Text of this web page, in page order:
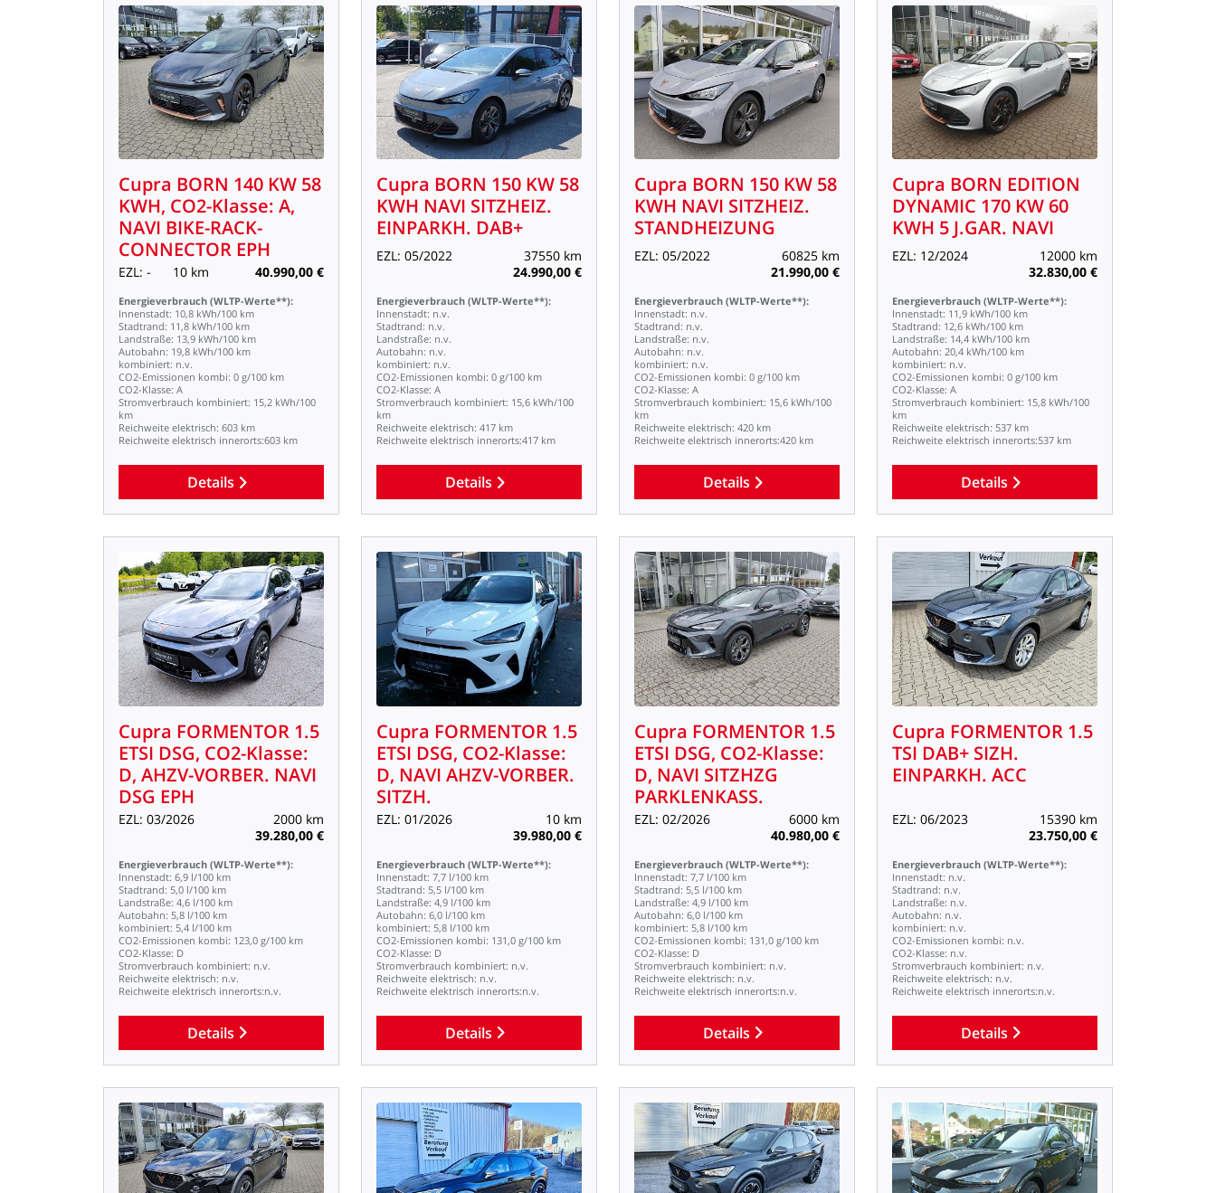
Cupra BORN 140 KW 58
KWH, CO2-Klasse: A,
NAVI BIKE-RACK-
CONNECTOR EPH
EZL: - 10 km 40.990,00 €
Energieverbrauch (WLTP-Werte**):
Innenstadt: 10,8 kWh/100 km
Stadtrand: 11,8 kWh/100 km
Landstraße: 13,9 kWh/100 km
Autobahn: 19,8 kWh/100 km
kombiniert: n.v.
CO2-Emissionen kombi: 0 g/100 km
CO2-Klasse: A
Stromverbrauch kombiniert: 15,2 kWh/100
km
Reichweite elektrisch: 603 km
Reichweite elektrisch innerorts:603 km
Details
Cupra BORN 150 KW 58
KWH NAVI SITZHEIZ.
EINPARKH. DAB+
EZL: 05/2022 37550 km
24.990,00 €
Energieverbrauch (WLTP-Werte**):
Innenstadt: n.v.
Stadtrand: n.v.
Landstraße: n.v.
Autobahn: n.v.
kombiniert: n.v.
CO2-Emissionen kombi: 0 g/100 km
CO2-Klasse: A
Stromverbrauch kombiniert: 15,6 kWh/100
km
Reichweite elektrisch: 417 km
Reichweite elektrisch innerorts:417 km
Details
Cupra BORN 150 KW 58
KWH NAVI SITZHEIZ.
STANDHEIZUNG
EZL: 05/2022 60825 km
21.990,00 €
Energieverbrauch (WLTP-Werte**):
Innenstadt: n.v.
Stadtrand: n.v.
Landstraße: n.v.
Autobahn: n.v.
kombiniert: n.v.
CO2-Emissionen kombi: 0 g/100 km
CO2-Klasse: A
Stromverbrauch kombiniert: 15,6 kWh/100
km
Reichweite elektrisch: 420 km
Reichweite elektrisch innerorts:420 km
Details
Cupra BORN EDITION
DYNAMIC 170 KW 60
KWH 5 J.GAR. NAVI
EZL: 12/2024 12000 km
32.830,00 €
Energieverbrauch (WLTP-Werte**):
Innenstadt: 11,9 kWh/100 km
Stadtrand: 12,6 kWh/100 km
Landstraße: 14,4 kWh/100 km
Autobahn: 20,4 kWh/100 km
kombiniert: n.v.
CO2-Emissionen kombi: 0 g/100 km
CO2-Klasse: A
Stromverbrauch kombiniert: 15,8 kWh/100
km
Reichweite elektrisch: 537 km
Reichweite elektrisch innerorts:537 km
Details
Cupra FORMENTOR 1.5
ETSI DSG, CO2-Klasse:
D, AHZV-VORBER. NAVI
DSG EPH
EZL: 03/2026 2000 km
39.280,00 €
Energieverbrauch (WLTP-Werte**):
Innenstadt: 6,9 l/100 km
Stadtrand: 5,0 l/100 km
Landstraße: 4,6 l/100 km
Autobahn: 5,8 l/100 km
kombiniert: 5,4 l/100 km
CO2-Emissionen kombi: 123,0 g/100 km
CO2-Klasse: D
Stromverbrauch kombiniert: n.v.
Reichweite elektrisch: n.v.
Reichweite elektrisch innerorts:n.v.
Details
Cupra FORMENTOR 1.5
ETSI DSG, CO2-Klasse:
D, NAVI AHZV-VORBER.
SITZH.
EZL: 01/2026 10 km
39.980,00 €
Energieverbrauch (WLTP-Werte**):
Innenstadt: 7,7 l/100 km
Stadtrand: 5,5 l/100 km
Landstraße: 4,9 l/100 km
Autobahn: 6,0 l/100 km
kombiniert: 5,8 l/100 km
CO2-Emissionen kombi: 131,0 g/100 km
CO2-Klasse: D
Stromverbrauch kombiniert: n.v.
Reichweite elektrisch: n.v.
Reichweite elektrisch innerorts:n.v.
Details
Cupra FORMENTOR 1.5
ETSI DSG, CO2-Klasse:
D, NAVI SITZHZG
PARKLENKASS.
EZL: 02/2026 6000 km
40.980,00 €
Energieverbrauch (WLTP-Werte**):
Innenstadt: 7,7 l/100 km
Stadtrand: 5,5 l/100 km
Landstraße: 4,9 l/100 km
Autobahn: 6,0 l/100 km
kombiniert: 5,8 l/100 km
CO2-Emissionen kombi: 131,0 g/100 km
CO2-Klasse: D
Stromverbrauch kombiniert: n.v.
Reichweite elektrisch: n.v.
Reichweite elektrisch innerorts:n.v.
Details
Cupra FORMENTOR 1.5
TSI DAB+ SIZH.
EINPARKH. ACC
EZL: 06/2023 15390 km
23.750,00 €
Energieverbrauch (WLTP-Werte**):
Innenstadt: n.v.
Stadtrand: n.v.
Landstraße: n.v.
Autobahn: n.v.
kombiniert: n.v.
CO2-Emissionen kombi: n.v.
CO2-Klasse: n.v.
Stromverbrauch kombiniert: n.v.
Reichweite elektrisch: n.v.
Reichweite elektrisch innerorts:n.v.
Details